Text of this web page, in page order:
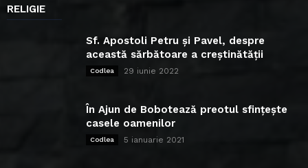
RELIGIE
Sf. Apostoli Petru și Pavel, despre
această sărbătoare a creștinătății
Codlea 29 iunie 2022
În Ajun de Bobotează preotul sfințește
casele oamenilor
Codlea 5 ianuarie 2021